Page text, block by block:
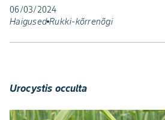
06/03/2024
Haigused Rukki-kõrrenõgi
Urocystis occulta